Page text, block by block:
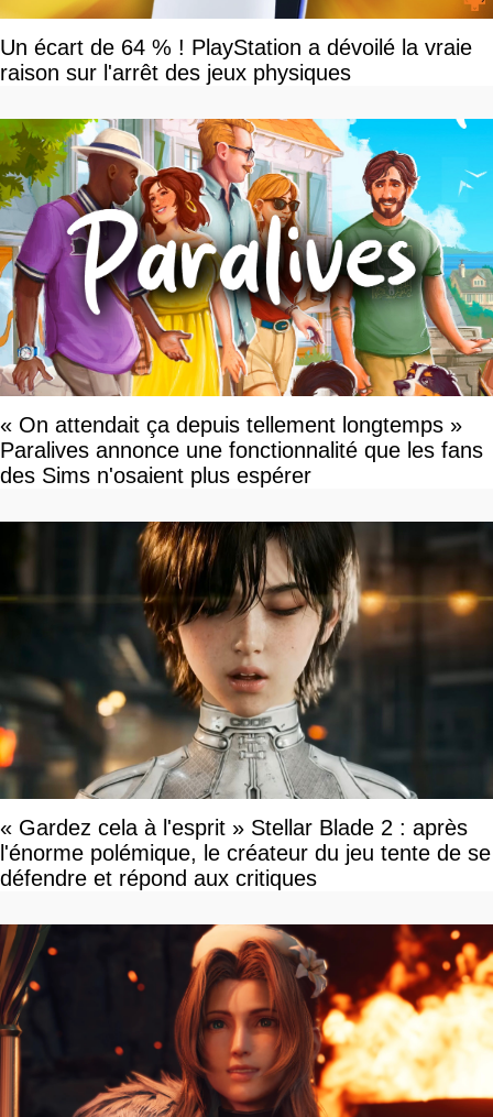
Un écart de 64 % ! PlayStation a dévoilé la vraie
raison sur l'arrêt des jeux physiques
« On attendait ça depuis tellement longtemps »
Paralives annonce une fonctionnalité que les fans
des Sims n'osaient plus espérer
« Gardez cela à l'esprit » Stellar Blade 2 : après
l'énorme polémique, le créateur du jeu tente de se
défendre et répond aux critiques